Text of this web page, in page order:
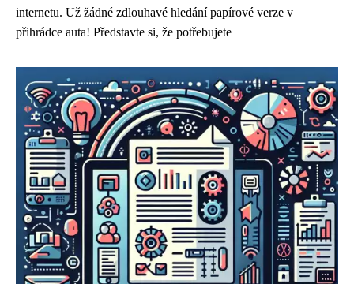
internetu. Už žádné zdlouhavé hledání papírové verze v
přihrádce auta! Představte si, že potřebujete